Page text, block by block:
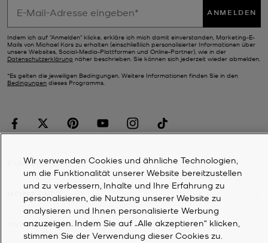
ANMELDEN
Indem ich auf "Anmelden" klicke, erkläre ich mich damit einverstanden, Marketing-E-
Mails von Michael Kors zu erhalten (einschließlich personalisierter Informationen über
unsere Websites, Social-Media-Plattformen und Online-Partner), wie in der
Datenschutzerklärung näher beschrieben. Sie können sich jederzeit wieder abmelden.
*Es gelten die jeweiligen Bedingungen. Weitere Informationen finden Sie in den
Bedingungen dieses Programms.
KUNDENDIENST
MEIN KONTO
UNTERNEHMEN
Wir verwenden Cookies und ähnliche Technologien,
um die Funktionalität unserer Website bereitzustellen
und zu verbessern, Inhalte und Ihre Erfahrung zu
personalisieren, die Nutzung unserer Website zu
analysieren und Ihnen personalisierte Werbung
anzuzeigen. Indem Sie auf „Alle akzeptieren“ klicken,
stimmen Sie der Verwendung dieser Cookies zu.